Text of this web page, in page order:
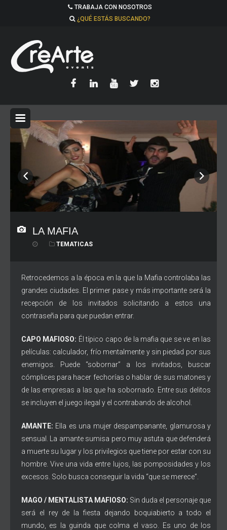
TRABAJA CON NOSOTROS
¿QUÉ ESTÁS BUSCANDO?
LA MAFIA
TEMATICAS
Retrocedemos a la época en la que la Mafia controlaba las
grandes ciudades. El primer pase y más importante será la
recepción de los invitados solicitando a estos una
contraseña para que puedan entrar.
CAPO MAFIOSO: Él típico capo de la mafia que se ve en las
películas: calculador, frío mentalmente y sin piedad por sus
enemigos. Puede “sobornar” a los invitados, buscar
cómplices para hacer fechorías o hablar de sus matones y
de las empresas a las que ha sobornado. Entre sus delitos
se incluyen el juego ilegal y el contrabando de alcohol.
AMANTE: Ella es una mujer despampanante, glamurosa y
sensual. La amante sumisa pero muy astuta que defenderá
a muerte su lugar y los privilegios que tiene por estar con su
hombre. Vive una vida entre lujos, las pomposidades y los
excesos. Solo busca conseguir la vida “que se merece”.
MAGO / MENTALISTA MAFIOSO: Sin duda el personaje que
será el rey de la fiesta dejando boquiabierto a todo el
mundo, es la guinda que colma el vaso. Es uno de los